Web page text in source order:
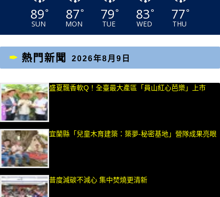
89°
SUN
87°
MON
79°
TUE
83°
WED
77°
THU
熱門新聞 2026年8月9日
盛夏飄香軟Q！全臺最大產區「員山紅心芭樂」上市
宜蘭縣「兒童木育建築：築夢-秘密基地」營隊成果亮眼
普度減碳不減心 集中焚燒更清新